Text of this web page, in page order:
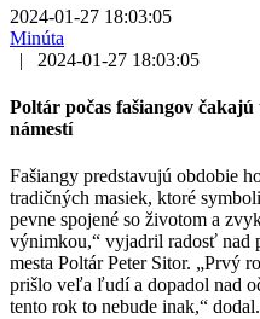
2024-01-27 18:03:05
Minúta
|
2024-01-27 18:03:05
Poltár počas fašiangov čakajú
námestí
Fašiangy predstavujú obdobie
tradičných masiek, ktoré
pevne spojené so životom a
výnimkou,“ vyjadril radosť nad
mesta Poltár Peter Sitor. „Prvý
prišlo veľa ľudí a dopadol nad
tento rok to nebude inak,“ dodal.